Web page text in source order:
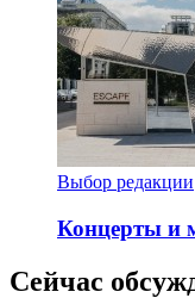
Выбор редакции
Концерты и
Сейчас